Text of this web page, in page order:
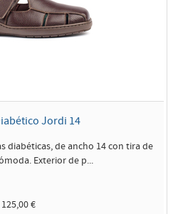
Jordi 14
diabéticas, de ancho 14 con tira de
Exterior de p...
125,00 €